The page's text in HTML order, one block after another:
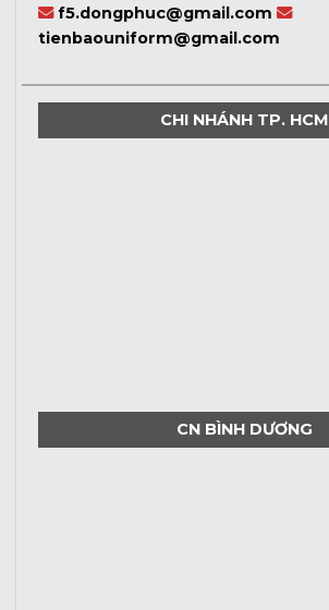
f5.dongphuc@gmail.com
tienbaouniform@gmail.com
CHI NHÁNH TP. HCM
CN BÌNH DƯƠNG